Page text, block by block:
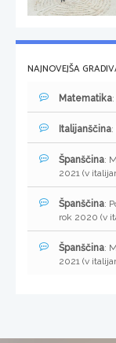
NAJNOVEJŠA
Matematika
Italijanščina
Španščina:
2021 (v
Španščina:
rok 2020 (v
Španščina:
2021 (v